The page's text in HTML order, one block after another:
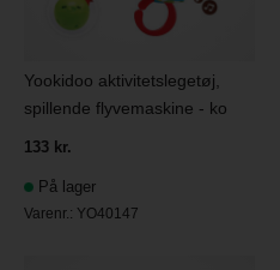
Yookidoo aktivitetslegetøj,
spillende flyvemaskine - ko
133 kr.
På lager
Varenr.: YO40147